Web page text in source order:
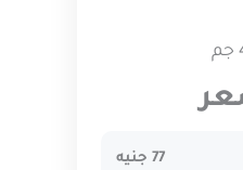
77 جنيه